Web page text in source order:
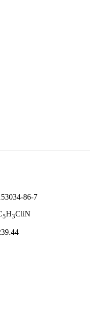
86-7
5H3CliN